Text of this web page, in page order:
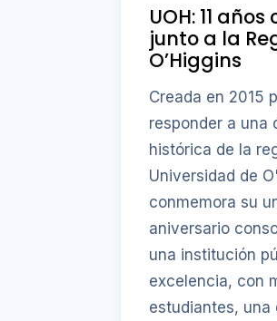
UOH: 11
junto a la
O’Higgins
Creada en 2015
responder a una
histórica de la
Universidad de
conmemora su
aniversario
una institución
excelencia, con
estudiantes, una